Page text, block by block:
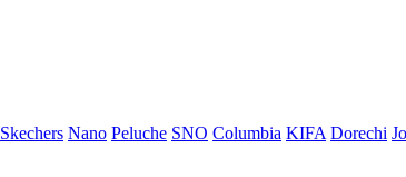
Skechers Nano Peluche SNO Columbia KIFA Dorechi